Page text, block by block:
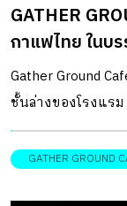
GATHER
กาแฟไทย ในบ
Gather Ground
ชั้นล่างของโรงแร
โรงแรมและภายน
บรรยากาศหรูหรา
GATHER GROUND